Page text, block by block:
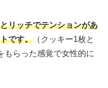
リッチでテンションがあ
です。 （クッキー1枚と
らった感覚で女性的に